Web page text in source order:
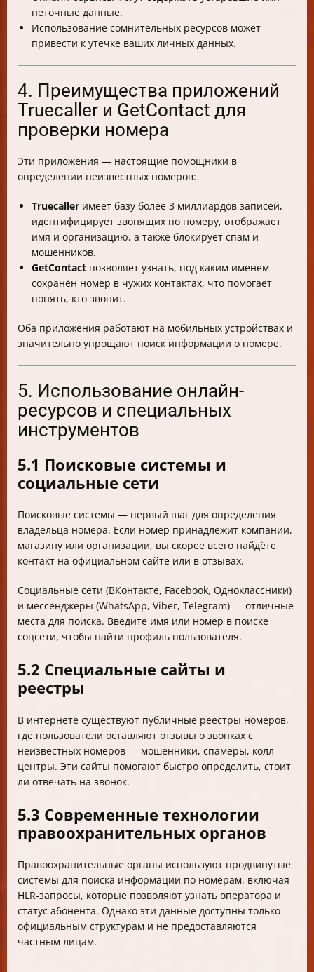
неточные данные.
Использование сомнительных ресурсов может
привести к утечке ваших личных данных.
4. Преимущества приложений
Truecaller и GetContact для
проверки номера
Эти приложения — настоящие помощники в
определении неизвестных номеров:
Truecaller имеет базу более 3 миллиардов записей,
идентифицирует звонящих по номеру, отображает
имя и организацию, а также блокирует спам и
мошенников.
GetContact позволяет узнать, под каким именем
сохранён номер в чужих контактах, что помогает
понять, кто звонит.
Оба приложения работают на мобильных устройствах и
значительно упрощают поиск информации о номере.
5. Использование онлайн-
ресурсов и специальных
инструментов
5.1 Поисковые системы и
социальные сети
Поисковые системы — первый шаг для определения
владельца номера. Если номер принадлежит компании,
магазинy или организации, вы скорее всего найдёте
контакт на официальном сайте или в отзывах.
Социальные сети (ВКонтакте, Facebook, Одноклассники)
и мессенджеры (WhatsApp, Viber, Telegram) — отличные
места для поиска. Введите имя или номер в поиске
соцсети, чтобы найти профиль пользователя.
5.2 Специальные сайты и
реестры
В интернете существуют публичные реестры номеров,
где пользователи оставляют отзывы о звонках с
неизвестных номеров — мошенники, спамеры, колл-
центры. Эти сайты помогают быстро определить, стоит
ли отвечать на звонок.
5.3 Современные технологии
правоохранительных органов
Правоохранительные органы используют продвинутые
системы для поиска информации по номерам, включая
HLR-запросы, которые позволяют узнать оператора и
статус абонента. Однако эти данные доступны только
официальным структурам и не предоставляются
частным лицам.